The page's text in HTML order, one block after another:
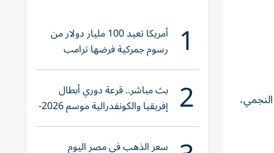
1 أمريكا تعيد 100 مليار دولار من
رسوم جمركية فرضها ترامب
2 بث مباشر.. قرعة دوري أبطال
إفريقيا والكونفدرالية موسم 2026-
2027
سعر الذهب في مصر اليوم